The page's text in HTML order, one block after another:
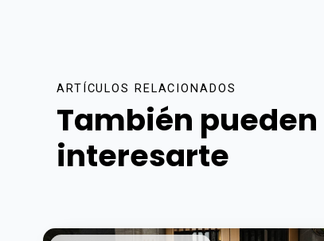
ARTÍCULOS RELACIONADOS
También pueden
interesarte